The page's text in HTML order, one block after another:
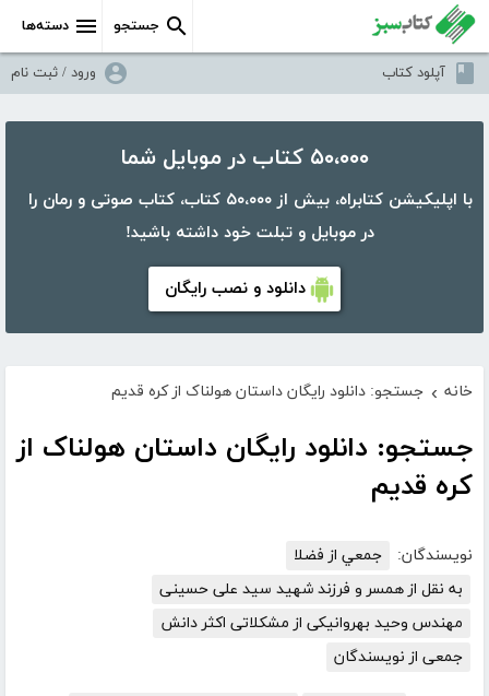
دسته‌ها جستجو
آپلود کتاب ورود / ثبت نام
۵۰،۰۰۰ کتاب در موبایل شما
با اپلیکیشن کتابراه، بیش از ۵۰،۰۰۰ کتاب، کتاب صوتی و رمان را
در موبایل و تبلت خود داشته باشید!
دانلود و نصب رایگان
خانه › جستجو: دانلود رایگان داستان هولناک از کره قدیم
جستجو: دانلود رایگان داستان هولناک از
کره قدیم
نویسندگان:
جمعي از فضلا
به نقل از همسر و فرزند شهید سید علی حسینی
مهندس وحید بهروانیکی از مشکلاتی اکثر دانش
جمعی از نویسندگان